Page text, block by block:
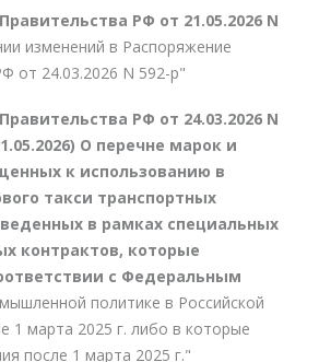
РФ от 21.05.2026 N
изменений в Распоряжение
от 24.03.2026 N 592-р"
РФ от 24.03.2026 N
О перечне марок и
к использованию в
такси транспортных
в рамках специальных
контрактов, которые
с Федеральным
политике в Российской
1 марта 2025 г. либо в которые
после 1 марта 2025 г."